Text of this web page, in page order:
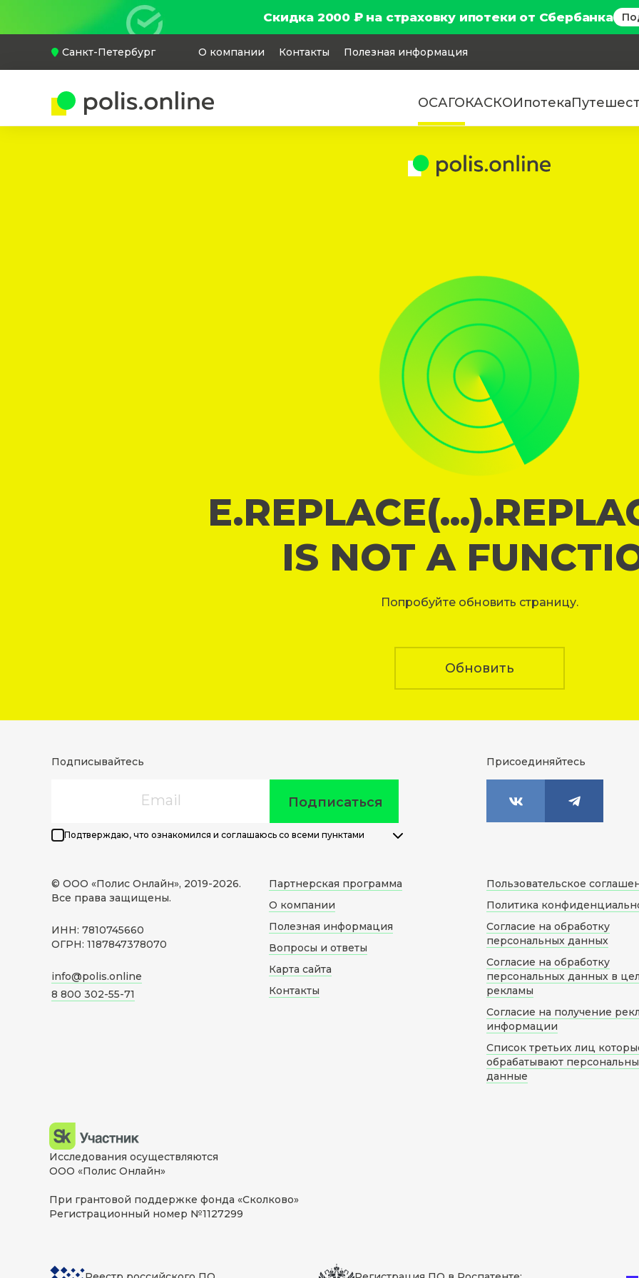
Скидка 2000 ₽ на страховку ипотеки от Сбербанка
Санкт-Петербург О компании Контакты Полезная информация
ОСАГОКАСКОИпотека
IS NOT A
Попробуйте обновить страницу.
Обновить
Подписывайтесь
Подписаться
Подтверждаю, что ознакомился и соглашаюсь со всеми пунктами
Присоединяйтесь
© ООО «Полис Онлайн», 2019-2026.
Все права защищены.
ИНН: 7810745660
ОГРН: 1187847378070
info@polis.online
8 800 302-55-71
Партнерская программа
О компании
Полезная информация
Вопросы и ответы
Карта сайта
Контакты
Пользовательское
Политика
Согласие на обработку
персональных данных
Согласие на обработку
персональных данных в
рекламы
Согласие на получение
информации
Список третьих лиц
обрабатывают
данные
Исследования осуществляются
ООО «Полис Онлайн»
При грантовой поддержке фонда «Сколково»
Регистрационный номер №1127299